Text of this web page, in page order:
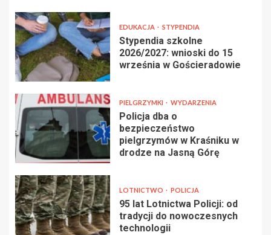
EDUKACJA STYPENDIA
Stypendia szkolne
2026/2027: wnioski do 15
września w Gościeradowie
PIELGRZYMKI WYDARZENIA
Policja dba o
bezpieczeństwo
pielgrzymów w Kraśniku w
drodze na Jasną Górę
LOTNICTWO POLICJA
95 lat Lotnictwa Policji: od
tradycji do nowoczesnych
technologii